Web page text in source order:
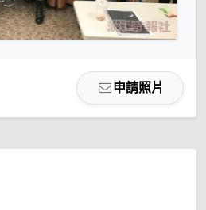
申請照片